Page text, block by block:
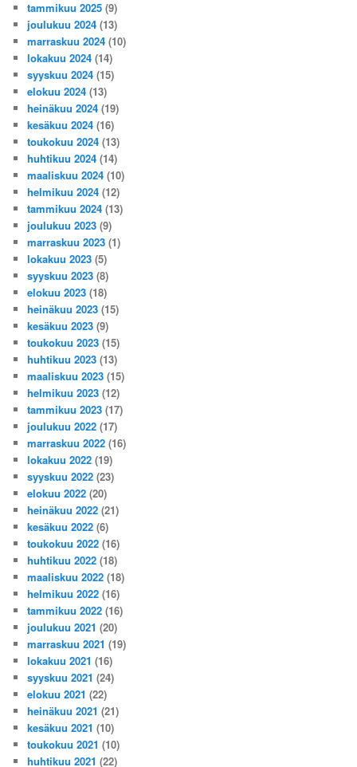
tammikuu 2025 (9)
joulukuu 2024 (13)
marraskuu 2024 (10)
lokakuu 2024 (14)
syyskuu 2024 (15)
elokuu 2024 (13)
heinäkuu 2024 (19)
kesäkuu 2024 (16)
toukokuu 2024 (13)
huhtikuu 2024 (14)
maaliskuu 2024 (10)
helmikuu 2024 (12)
tammikuu 2024 (13)
joulukuu 2023 (9)
marraskuu 2023 (1)
lokakuu 2023 (5)
syyskuu 2023 (8)
elokuu 2023 (18)
heinäkuu 2023 (15)
kesäkuu 2023 (9)
toukokuu 2023 (15)
huhtikuu 2023 (13)
maaliskuu 2023 (15)
helmikuu 2023 (12)
tammikuu 2023 (17)
joulukuu 2022 (17)
marraskuu 2022 (16)
lokakuu 2022 (19)
syyskuu 2022 (23)
elokuu 2022 (20)
heinäkuu 2022 (21)
kesäkuu 2022 (6)
toukokuu 2022 (16)
huhtikuu 2022 (18)
maaliskuu 2022 (18)
helmikuu 2022 (16)
tammikuu 2022 (16)
joulukuu 2021 (20)
marraskuu 2021 (19)
lokakuu 2021 (16)
syyskuu 2021 (24)
elokuu 2021 (22)
heinäkuu 2021 (21)
kesäkuu 2021 (10)
toukokuu 2021 (10)
huhtikuu 2021 (22)